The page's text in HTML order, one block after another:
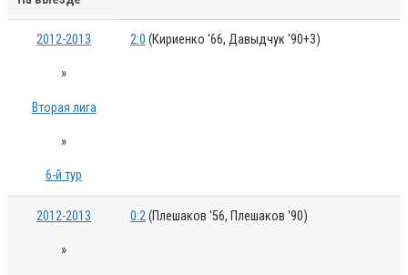
2012-2013
»
Вторая лига
»
6-й тур
2:0 (Кириенко '66, Давыдчук '90+3)
2012-2013
»
0:2(Плешаков '56, Плешаков '90)